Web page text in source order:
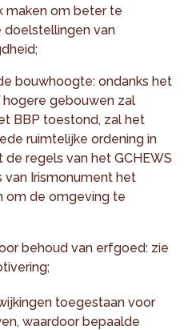
maken om beter te
doelstellingen van
bouwhoogte: ondanks het
hogere gebouwen zal
BBP toestond, zal het
ruimtelijke ordening in
regels van het GCHEWS
van Irismonument het
om de omgeving te
behoud van erfgoed: zie
toegestaan voor
waardoor bepaalde